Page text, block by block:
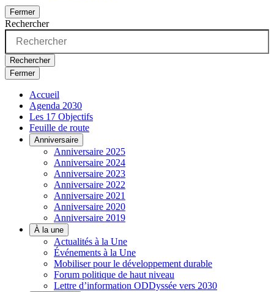
Fermer
Rechercher
Rechercher
Fermer
Accueil
Agenda 2030
Les 17 Objectifs
Feuille de route
Anniversaire
Anniversaire 2025
Anniversaire 2024
Anniversaire 2023
Anniversaire 2022
Anniversaire 2021
Anniversaire 2020
Anniversaire 2019
À la une
Actualités à la Une
Événements à la Une
Mobiliser pour le développement durable
Forum politique de haut niveau
Lettre d’information ODDyssée vers 2030